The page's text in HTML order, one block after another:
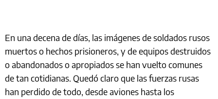
En una decena de días, las imágenes de soldados rusos
muertos o hechos prisioneros, y de equipos destruidos
o abandonados o apropiados se han vuelto comunes
de tan cotidianas. Quedó claro que las fuerzas rusas
han perdido de todo, desde aviones hasta los